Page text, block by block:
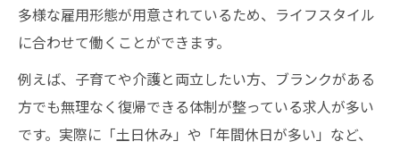
多様な雇用形態が用意されているため、ライフスタイル
に合わせて働くことができます。
例えば、子育てや介護と両立したい方、ブランクがある
方でも無理なく復帰できる体制が整っている求人が多い
です。実際に「土日休み」や「年間休日が多い」など、